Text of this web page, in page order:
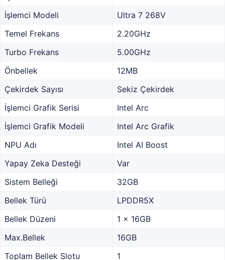
İşlemci Modeli
Ultra 7 268V
Temel Frekans
2.20GHz
Turbo Frekans
5.00GHz
Önbellek
12MB
Çekirdek Sayısı
Sekiz Çekirdek
İşlemci Grafik Serisi
Intel Arc
İşlemci Grafik Modeli
Intel Arc Grafik
NPU Adı
Intel AI Boost
Yapay Zeka Desteği
Var
Sistem Belleği
32GB
Bellek Türü
LPDDR5X
Bellek Düzeni
1 x 16GB
Max.Bellek
16GB
Toplam Bellek Slotu
1